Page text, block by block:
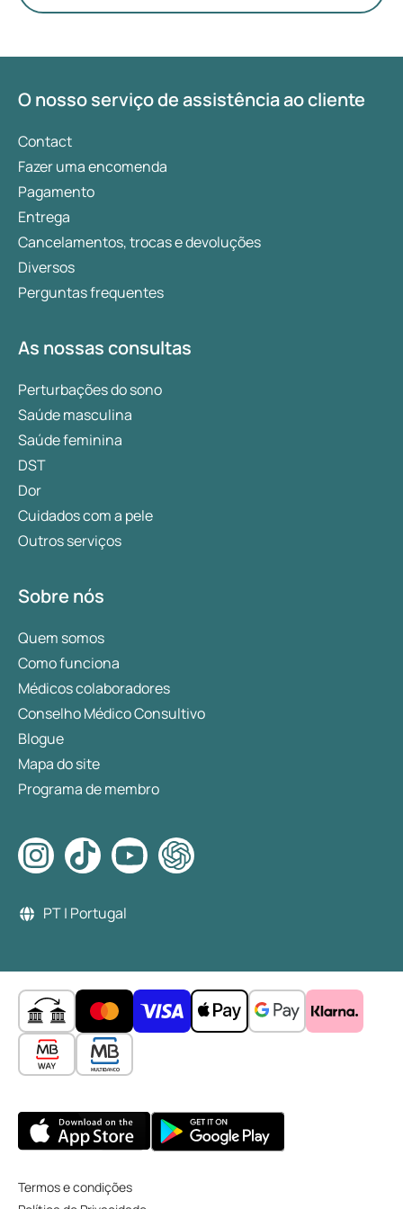
reparador. Muitas vezes associamos este
sono e apresentaremos dicas para reduzir este
O nosso serviço de assistência ao cliente
Contact
Fazer uma encomenda
Pagamento
Entrega
Cancelamentos, trocas e devoluções
Diversos
Perguntas frequentes
As nossas consultas
Perturbações do sono
Saúde masculina
Saúde feminina
DST
Dor
Cuidados com a pele
Outros serviços
Sobre nós
Quem somos
Como funciona
Médicos colaboradores
Conselho Médico Consultivo
Blogue
Mapa do site
Programa de membro
PT | Portugal
Termos e condições